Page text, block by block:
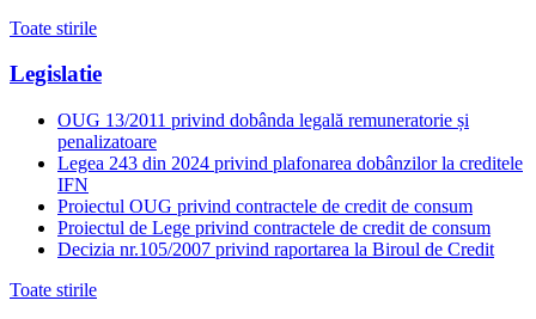
Toate stirile
Legislatie
OUG 13/2011 privind dobânda legală remuneratorie și
penalizatoare
Legea 243 din 2024 privind plafonarea dobânzilor la creditele
IFN
Proiectul OUG privind contractele de credit de consum
Proiectul de Lege privind contractele de credit de consum
Decizia nr.105/2007 privind raportarea la Biroul de Credit
Toate stirile